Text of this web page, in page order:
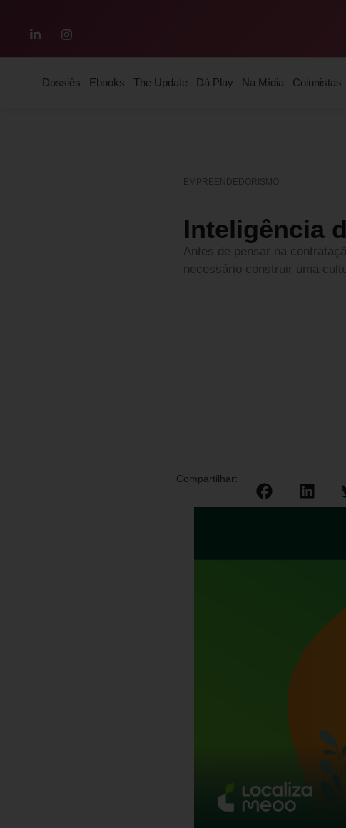
Dossiês Ebooks The Update Dá Play Na Mídia Colunistas
EMPREENDEDORISMO
Inteligência
Antes de pensar na
necessário construir uma
Compartilhar: